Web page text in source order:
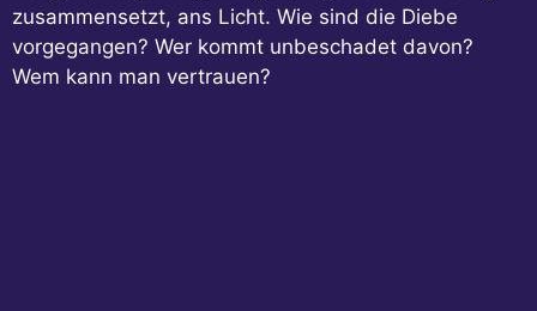
zusammensetzt, ans Licht. Wie sind die Diebe
vorgegangen? Wer kommt unbeschadet davon?
Wem kann man vertrauen?